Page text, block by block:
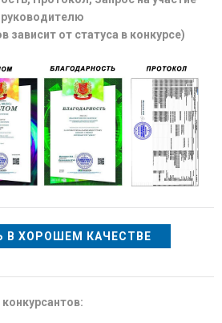
руководителю
зависит от статуса в конкурсе)
В ХОРОШЕМ КАЧЕСТВЕ